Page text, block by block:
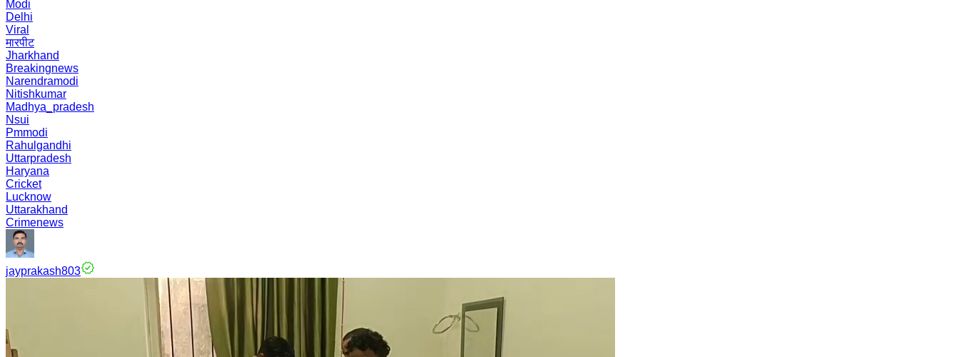
Modi
Delhi
Viral
मारपीट
Jharkhand
Breakingnews
Narendramodi
Nitishkumar
Madhya_pradesh
Nsui
Pmmodi
Rahulgandhi
Uttarpradesh
Haryana
Cricket
Lucknow
Uttarakhand
Crimenews
jayprakash803